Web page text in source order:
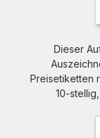
Dieser
Preisetiketten
10-